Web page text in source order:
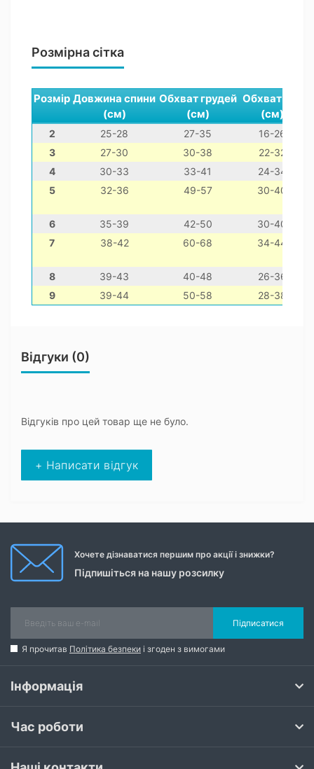
Розмірна сітка
Розмір Довжина спини
(см)
Обхват грудей
(см)
Обхват шиї
(см)
2 25-28 27-35
16-26
3
27-30 30-38
22-32
4
30-33 33-41
24-34
5
32-36 49-57 30-40
6 35-39 42-50
30-40
7
38-42 60-68 34-44
8 39-43 40-48
26-36
9
39-44 50-58 28-38
Відгуки (0)
Відгуків про цей товар ще не було.
+ Написати відгук
Хочете дізнаватися першим про акції і знижки?
Підпишіться на нашу розсилку
Підписатися
Я прочитав Політика безпеки і згоден з вимогами
Інформація
Час роботи